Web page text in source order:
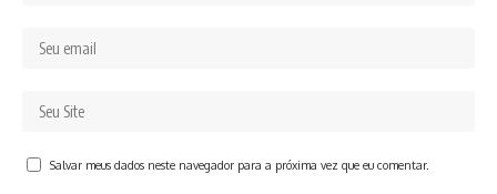
Salvar meus dados neste navegador para a próxima vez que eu comentar.